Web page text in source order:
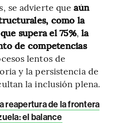
se advierte queaún
como la
supera el 75%, la
de competencias
lentos de
y la persistencia de
la inclusión plena.
reapertura de la frontera
el balance